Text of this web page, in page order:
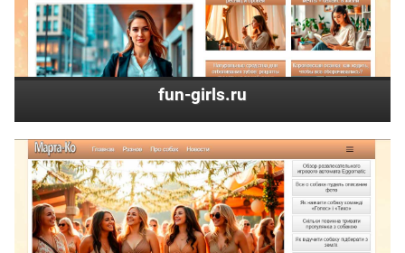
fun-girls.ru